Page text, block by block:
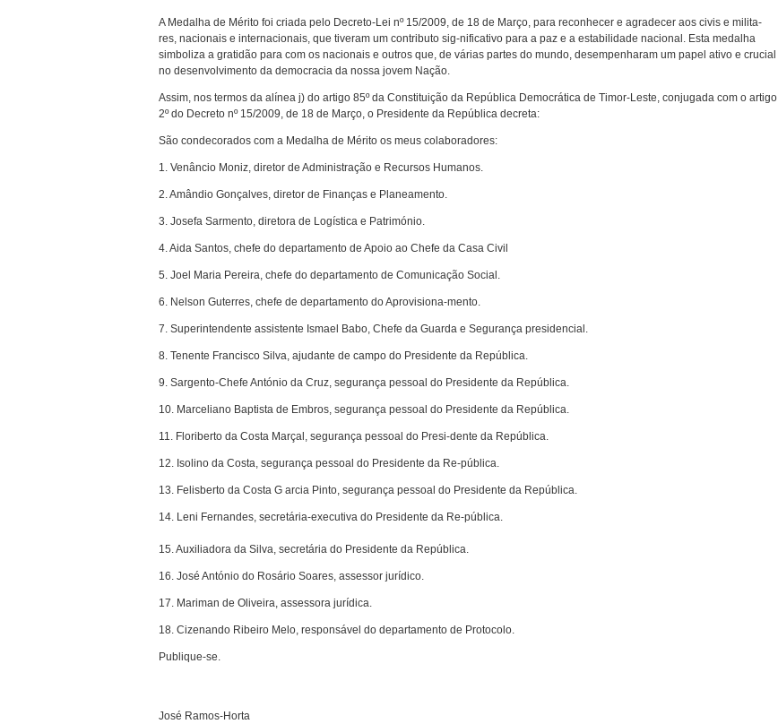
A Medalha de Mérito foi criada pelo Decreto-Lei nº 15/2009, de 18 de Março, para reconhecer e agradecer aos civis e milita-
res, nacionais e internacionais, que tiveram um contributo sig-nificativo para a paz e a estabilidade nacional. Esta medalha
simboliza a gratidão para com os nacionais e outros que, de várias partes do mundo, desempenharam um papel ativo e crucial
no desenvolvimento da democracia da nossa jovem Nação.
Assim, nos termos da alínea j) do artigo 85º da Constituição da República Democrática de Timor-Leste, conjugada com o artigo
2º do Decreto nº 15/2009, de 18 de Março, o Presidente da República decreta:
São condecorados com a Medalha de Mérito os meus colaboradores:
1. Venâncio Moniz, diretor de Administração e Recursos Humanos.
2. Amândio Gonçalves, diretor de Finanças e Planeamento.
3. Josefa Sarmento, diretora de Logística e Património.
4. Aida Santos, chefe do departamento de Apoio ao Chefe da Casa Civil
5. Joel Maria Pereira, chefe do departamento de Comunicação Social.
6. Nelson Guterres, chefe de departamento do Aprovisiona-mento.
7. Superintendente assistente Ismael Babo, Chefe da Guarda e Segurança presidencial.
8. Tenente Francisco Silva, ajudante de campo do Presidente da República.
9. Sargento-Chefe António da Cruz, segurança pessoal do Presidente da República.
10. Marceliano Baptista de Embros, segurança pessoal do Presidente da República.
11. Floriberto da Costa Marçal, segurança pessoal do Presi-dente da República.
12. Isolino da Costa, segurança pessoal do Presidente da Re-pública.
13. Felisberto da Costa G arcia Pinto, segurança pessoal do Presidente da República.
14. Leni Fernandes, secretária-executiva do Presidente da Re-pública.
15. Auxiliadora da Silva, secretária do Presidente da República.
16. José António do Rosário Soares, assessor jurídico.
17. Mariman de Oliveira, assessora jurídica.
18. Cizenando Ribeiro Melo, responsável do departamento de Protocolo.
Publique-se.
José Ramos-Horta